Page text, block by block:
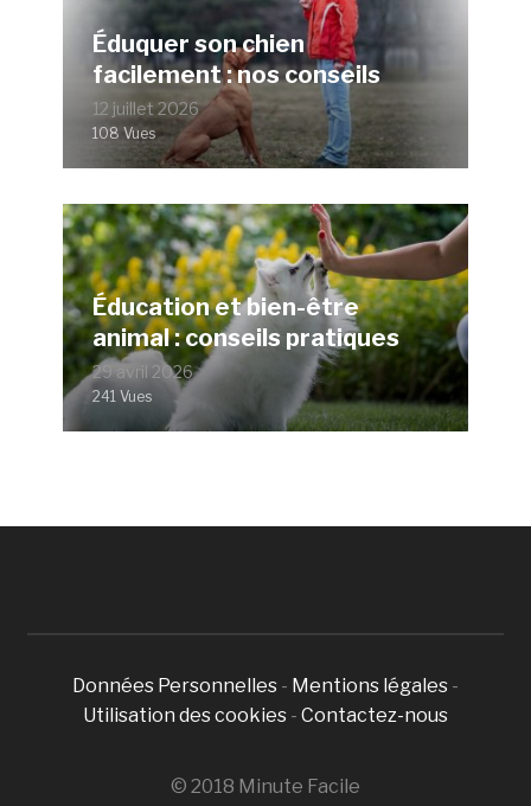
Éduquer son chien
facilement : nos conseils
12 juillet 2026
108 Vues
Éducation et bien-être
animal : conseils pratiques
29 avril 2026
241 Vues
Données Personnelles - Mentions légales -
Utilisation des cookies - Contactez-nous
© 2018 Minute Facile